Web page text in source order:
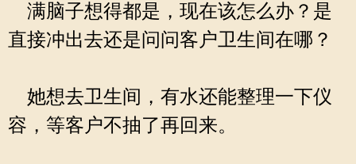
满脑子想得都是，现在该怎么办？是
直接冲出去还是问问客户卫生间在哪？
她想去卫生间，有水还能整理一下仪
容，等客户不抽了再回来。